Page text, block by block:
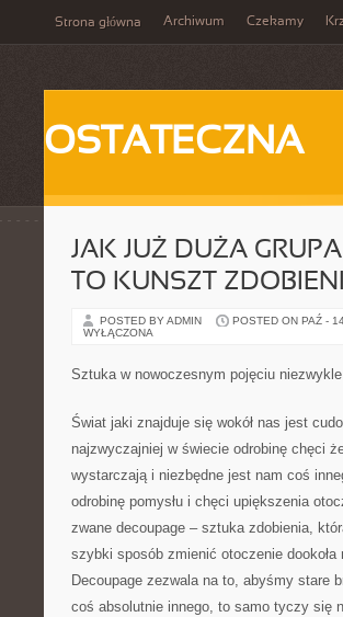
Strona główna Archiwum Czekamy
OSTATECZNA
JAK JUŻ DUŻA
TO KUNSZT
POSTED BY ADMIN POSTED ON PAŹ -
WYŁĄCZONA
Sztuka w nowoczesnym pojęciu
Świat jaki znajduje się wokół nas jest
najzwyczajniej w świecie odrobinę chęci
wystarczają i niezbędne jest nam coś
odrobinę pomysłu i chęci upiększenia
zwane decoupage – sztuka zdobienia,
szybki sposób zmienić otoczenie
Decoupage zezwala na to, abyśmy stare
coś absolutnie innego, to samo tyczy się